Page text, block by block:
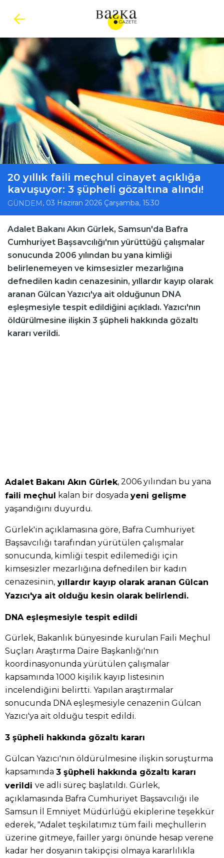
20 yıllık faili meçhul cinayet açıklığa
kavuşuyor: 3 şüpheli gözaltına alındı!
GÜNDEM , 03 Haziran 2026 Çarşamba, 15:30
Adalet Bakanı Akın Gürlek, Samsun'da Bafra
Cumhuriyet Başsavcılığı'nın yürüttüğü çalışmalar
sonucunda 2006 yılından bu yana kimliği
belirlenemeyen ve kimsesizler mezarlığına
defnedilen kadın cenazesinin, yıllardır kayıp olarak
aranan Gülcan Yazıcı'ya ait olduğunun DNA
eşleşmesiyle tespit edildiğini açıkladı. Yazıcı'nın
öldürülmesine ilişkin 3 şüpheli hakkında gözaltı
kararı verildi.
Adalet Bakanı Akın Gürlek, 2006 yılından bu yana
faili meçhul kalan bir dosyada yeni gelişme
yaşandığını duyurdu.
Gürlek'in açıklamasına göre, Bafra Cumhuriyet
Başsavcılığı tarafından yürütülen çalışmalar
sonucunda, kimliği tespit edilemediği için
kimsesizler mezarlığına defnedilen bir kadın
cenazesinin, yıllardır kayıp olarak aranan Gülcan
Yazıcı'ya ait olduğu kesin olarak belirlendi.
DNA eşleşmesiyle tespit edildi
Gürlek, Bakanlık bünyesinde kurulan Faili Meçhul
Suçları Araştırma Daire Başkanlığı'nın
koordinasyonunda yürütülen çalışmalar
kapsamında 1000 kişilik kayıp listesinin
incelendiğini belirtti. Yapılan araştırmalar
sonucunda DNA eşleşmesiyle cenazenin Gülcan
Yazıcı'ya ait olduğu tespit edildi.
3 şüpheli hakkında gözaltı kararı
Gülcan Yazıcı'nın öldürülmesine ilişkin soruşturma
kapsamında 3 şüpheli hakkında gözaltı kararı
verildi ve adli süreç başlatıldı. Gürlek,
açıklamasında Bafra Cumhuriyet Başsavcılığı ile
Samsun İl Emniyet Müdürlüğü ekiplerine teşekkür
ederek, "Adalet teşkilatımız tüm faili meçhullerin
üzerine gitmeye, failler yargı önünde hesap verene
kadar her dosyanın takipçisi olmaya kararlılıkla